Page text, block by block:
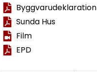
Byggvarudeklaration
Sunda Hus
Film
EPD